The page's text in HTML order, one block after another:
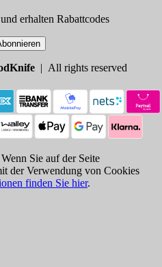
erhalten Rabattcodes
| All rights reserved
Sie auf der Seite
der Verwendung von Cookies
finden Sie hier.